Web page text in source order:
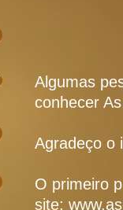
Algumas
conhecer
Agradeço o
O primeiro
site: